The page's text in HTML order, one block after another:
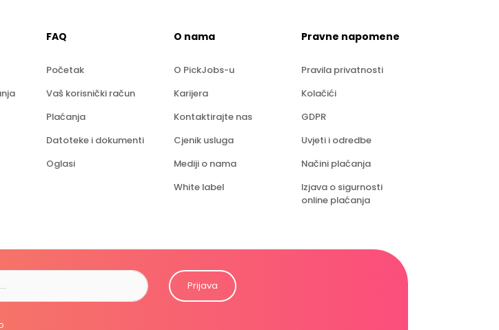
FAQ
Početak
Vaš korisnički račun
Plaćanja
Datoteke i dokumenti
Oglasi
O nama
O PickJobs-u
Karijera
Kontaktirajte nas
Cjenik usluga
Mediji o nama
White label
Pravne napomene
Pravila privatnosti
Kolačići
GDPR
Uvjeti i odredbe
Načini plaćanja
Izjava o sigurnosti
online plaćanja
Prijava